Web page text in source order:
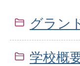
グラン
学校概